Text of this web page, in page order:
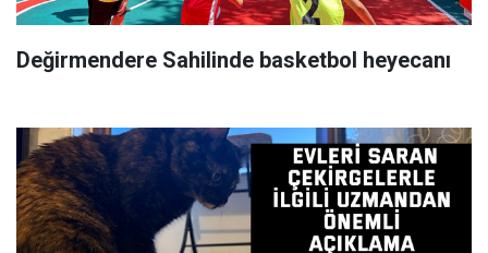
Değirmendere Sahilinde basketbol heyecanı